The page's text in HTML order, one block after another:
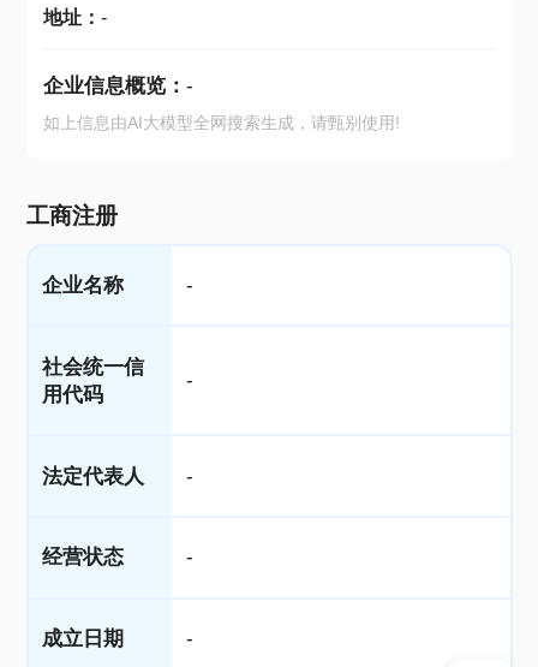
地址： -
企业信息概览： -
如上信息由AI大模型全网搜索生成，请甄别使用!
工商注册
企业名称 -
社会统一信
用代码
-
法定代表人 -
经营状态 -
成立日期 -